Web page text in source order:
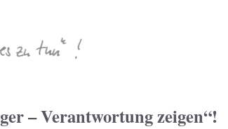
– Verantwortung zeigen“!